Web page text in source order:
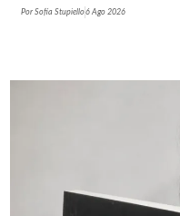
PorSofía Stupiello6 Ago 2026